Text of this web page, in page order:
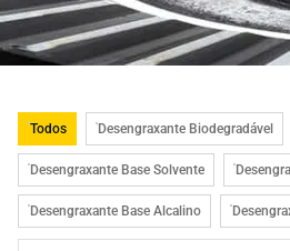
Todos Desengraxante Biodegradável
Desengraxante Base Solvente
Desengraxante Base Alcalino